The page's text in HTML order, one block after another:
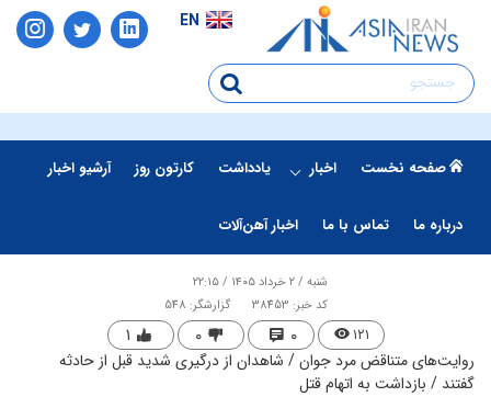
EN
صفحه نخست اخبار یادداشت کارتون روز آرشیو اخبار
درباره ما تماس با ما اخبار آهن‌آلات
شنبه / ۲ خرداد ۱۴۰۵ / ۲۲:۱۵
کد خبر: 38453
گزارشگر: 548
۱۲۱ ۰ ۰ ۱
روایت‌های متناقض مرد جوان / شاهدان از درگیری شدید قبل از حادثه
گفتند / بازداشت به اتهام قتل